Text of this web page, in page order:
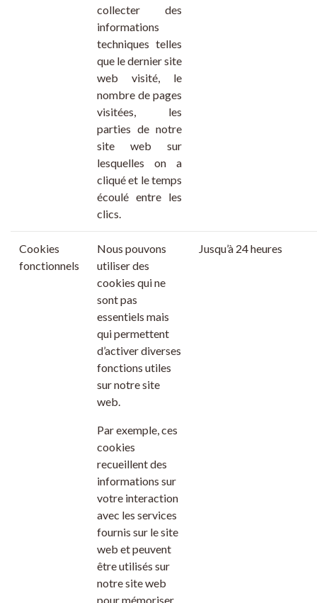
collecter des
informations
techniques telles
que le derniersite
web visité, le
nombre de pages
visitées, les
parties de notre
site web sur
lesquelles on a
cliqué et le temps
écoulé entre les
clics.
Cookies
fonctionnels
Nous pouvons
utiliser des
cookies qui ne
sont pas
essentiels mais
qui permettent
d’activer diverses
fonctions utiles
sur notre site
web.
Par exemple, ces
cookies
recueillent des
informations sur
votre interaction
avec les services
fournis sur lesite
web et peuvent
être utilisés sur
notresite web
pour mémoriser
Jusqu’à 24 heures